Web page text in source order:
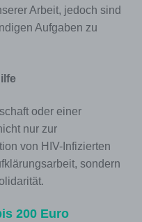
Arbeit, jedoch sind
Aufgaben zu
oder einer
nur zur
von HIV-Infizierten
sondern
200 Euro